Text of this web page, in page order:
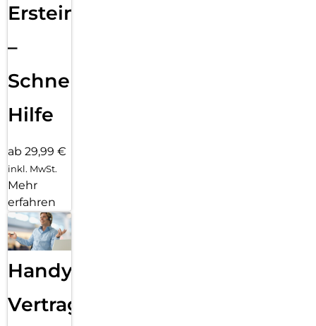
Ersteinrichtung
–
Schnelle
Hilfe
ab 29,99 €
inkl. MwSt.
Mehr
erfahren
Handy
Vertragsabwicklung